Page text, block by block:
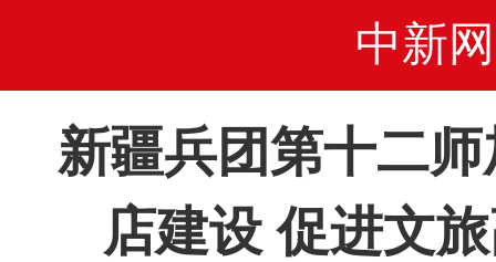
中新网
新疆兵团第十二
店建设 促进文